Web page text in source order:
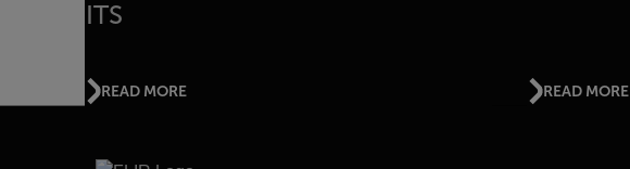
ITS
READ MORE READ MORE